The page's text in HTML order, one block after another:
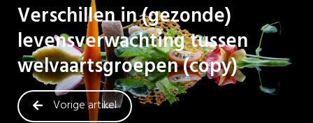
Verschillen in (gezonde)
levensverwachting tussen
welvaartsgroepen (copy)
Vorige artikel